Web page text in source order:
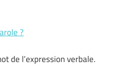
?
de l’expression verbale.